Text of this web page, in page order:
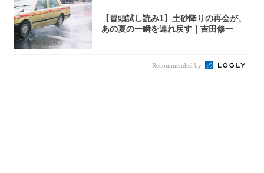
【冒頭試し読み1】土砂降りの再会が、
あの夏の一瞬を連れ戻す｜吉田修一
Recommended by